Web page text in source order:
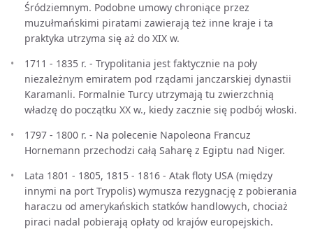
Śródziemnym. Podobne umowy chroniące przez
muzułmańskimi piratami zawierają też inne kraje i ta
praktyka utrzyma się aż do XIX w.
1711 - 1835 r. - Trypolitania jest faktycznie na poły
niezależnym emiratem pod rządami janczarskiej dynastii
Karamanli. Formalnie Turcy utrzymają tu zwierzchnią
władzę do początku XX w., kiedy zacznie się podbój włoski.
1797 - 1800 r. - Na polecenie Napoleona Francuz
Hornemann przechodzi całą Saharę z Egiptu nad Niger.
Lata 1801 - 1805, 1815 - 1816 - Atak floty USA (między
innymi na port Trypolis) wymusza rezygnację z pobierania
haraczu od amerykańskich statków handlowych, chociaż
piraci nadal pobierają opłaty od krajów europejskich.